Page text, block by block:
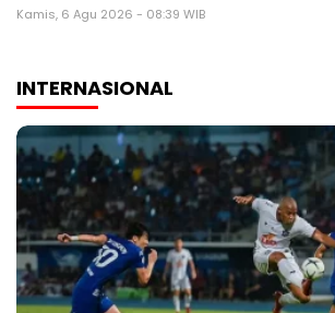
Kamis, 6 Agu 2026 - 08:39 WIB
INTERNASIONAL